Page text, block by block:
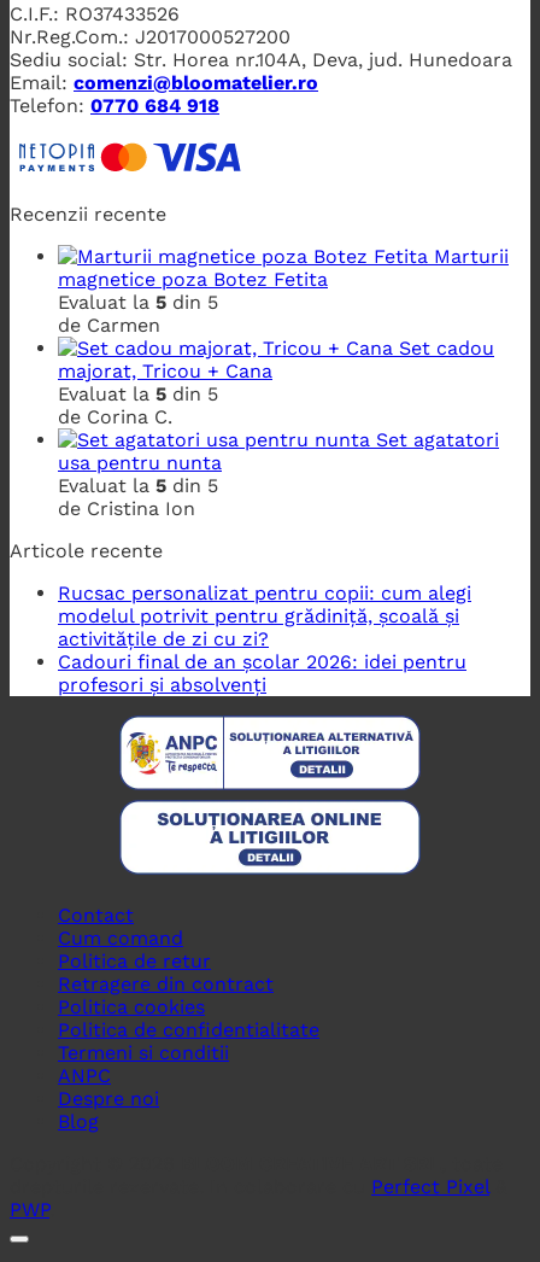
C.I.F.: RO37433526
Nr.Reg.Com.: J2017000527200
Sediu social: Str. Horea nr.104A, Deva, jud. Hunedoara
Email: comenzi@bloomatelier.ro
Telefon: 0770 684 918
Recenzii recente
Marturii
magnetice poza Botez Fetita
Evaluat la 5 din 5
de Carmen
Set cadou
majorat, Tricou + Cana
Evaluat la 5 din 5
de Corina C.
Set agatatori
usa pentru nunta
Evaluat la 5 din 5
de Cristina Ion
Articole recente
Rucsac personalizat pentru copii: cum alegi
modelul potrivit pentru grădiniță, școală și
activitățile de zi cu zi?
Cadouri final de an școlar 2026: idei pentru
profesori și absolvenți
Contact
Cum comand
Politica de retur
Retragere din contract
Politica cookies
Politica de confidentialitate
Termeni si conditii
ANPC
Despre noi
Blog
Perfect Pixel&
PWP.